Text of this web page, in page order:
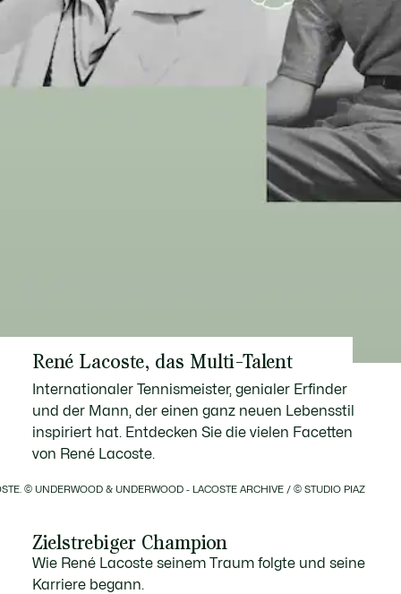
René Lacoste, das Multi-Talent
Internationaler Tennismeister, genialer Erfinder
und der Mann, der einen ganz neuen Lebensstil
inspiriert hat. Entdecken Sie die vielen Facetten
von René Lacoste.
© UNDERWOOD & UNDERWOOD - LACOSTE ARCHIVE / © STUDIO PIAZ
Zielstrebiger Champion
Wie René Lacoste seinem Traum folgte und seine
Karriere begann.